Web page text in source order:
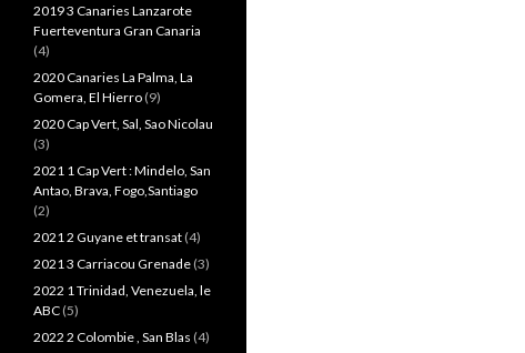
2019 3 Canaries Lanzarote
Fuerteventura Gran Canaria
(4)
2020 Canaries La Palma, La
Gomera, El Hierro (9)
2020 Cap Vert, Sal, Sao Nicolau
(3)
2021 1 Cap Vert : Mindelo, San
Antao, Brava, Fogo,Santiago
(2)
2021 2 Guyane et transat (4)
2021 3 Carriacou Grenade (3)
2022 1 Trinidad, Venezuela, le
ABC (5)
2022 2 Colombie , San Blas (4)